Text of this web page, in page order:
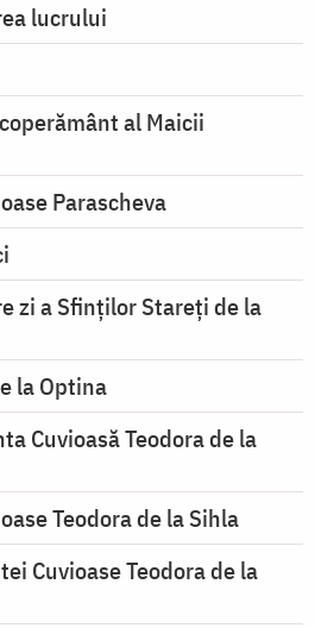
lucrului
al Maicii
Parascheva
zi a Sfinților Stareți de la
la Optina
Cuvioasă Teodora de la
Teodora de la Sihla
Cuvioase Teodora de la